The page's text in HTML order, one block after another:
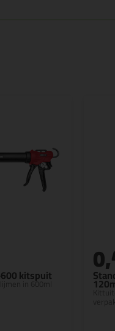
kitspuit
in 600ml
0,